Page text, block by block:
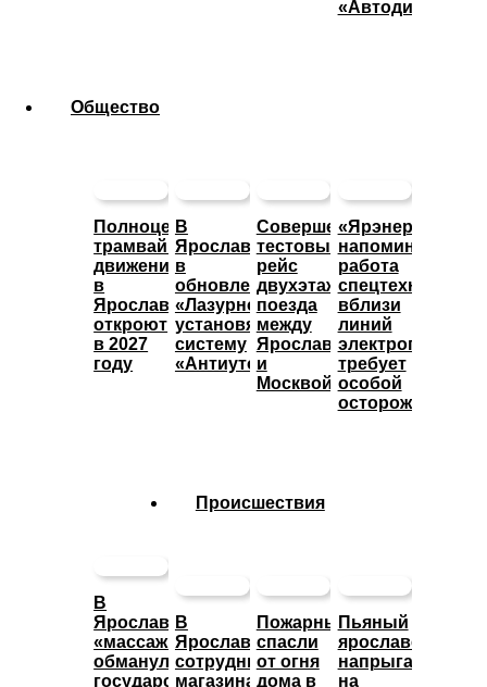
«Автодизеля»
Общество
Полноценное
трамвайное
движение
в
Ярославле
откроют
в 2027
году
В
Ярославле
в
обновленном
«Лазурном»
установят
систему
«Антиутоп»
Совершен
тестовый
рейс
двухэтажного
поезда
между
Ярославлем
и
Москвой
«Ярэнерго»
напоминает:
работа
спецтехники
вблизи
линий
требует
особой
осторожности
В
Ярославле
«массажистка»
обманула
государство
Происшествия
В
Ярославле
сотрудники
магазина
Пожарные
спасли
от огня
дома в
Пьяный
ярославец
напрыгал
на